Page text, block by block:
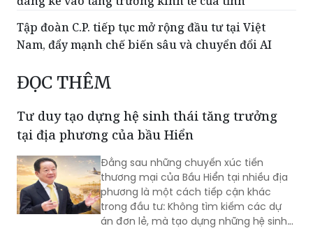
Nam, đẩy mạnh chế biến sâu và chuyển đổi AI
ĐỌC THÊM
Tư duy tạo dựng hệ sinh thái tăng trưởng
Đằng sau những chuyến xúc tiến
thương mại của Bầu Hiển tại nhiều địa
phương là một cách tiếp cận khác
trong đầu tư: Không tìm kiếm các dự
án đơn lẻ, mà tạo dựng những hệ sinh
thái phát triển phù hợp với lợi thế riêng
của từng vùng đất.
Người đại diện của Petrovietnam và yêu cầu